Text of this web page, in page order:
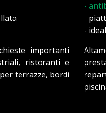
importanti
ristoranti e
terrazze, bordi
-
-
-